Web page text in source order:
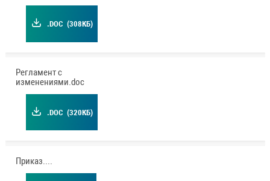
.DOC (308КБ)
Регламент с
изменениями.doc
.DOC (320КБ)
Приказ.pdf